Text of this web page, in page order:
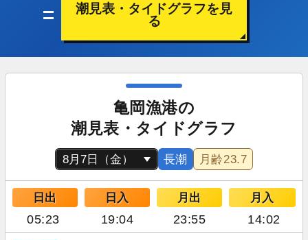
潮見表・タイドグラフを見
る
亀岡漁港の
潮見表・タイドグラフ
長潮 月齢23.7
日出 日入 月出 月入
05:23 19:04 23:55 14:02